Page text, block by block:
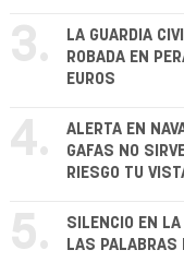
3.
LA GUARDIA
ROBADA EN
EUROS
4.
ALERTA EN
GAFAS NO
RIESGO TU
5.
SILENCIO EN LA
LAS PALABRAS